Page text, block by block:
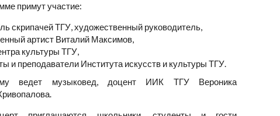
примут участие:
скрипачей ТГУ, художественный руководитель,
артист Виталий Максимов,
культуры ТГУ,
и преподаватели Института искусств и культуры ТГУ.
ведет музыковед, доцент ИИК ТГУ Вероника